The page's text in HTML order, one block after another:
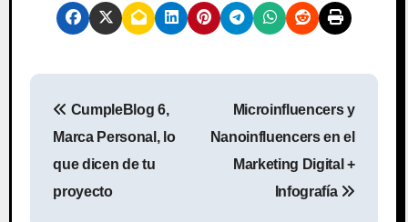
N
CumpleBlog 6,
Marca Personal, lo
que dicen de tu
proyecto
Microinfluencers y
Nanoinfluencers en el
Marketing Digital +
Infografía